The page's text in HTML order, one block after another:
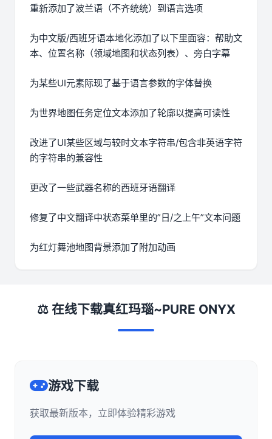
重新添加了波兰语（不齐统统）到语言选项
为中文版/西班牙语本地化添加了以下里面容：帮助文
本、位置名称（领域地图和状态列表）、旁白字幕
为某些UI元素际现了基于语言参数的字体替换
为世界地图任务定位文本添加了轮廓以提高可读性
改进了UI某些区域与较时文本字符串/包含非英语字符
的字符串的兼容性
更改了一些武器名称的西班牙语翻译
修复了中文翻译中状态菜单里的”日/之上午”文本问题
为红灯舞池地图背景添加了附加动画
⚖️ 在线下载真红玛瑙~PURE ONYX
游戏下载
获取最新版本，立即体验精彩游戏